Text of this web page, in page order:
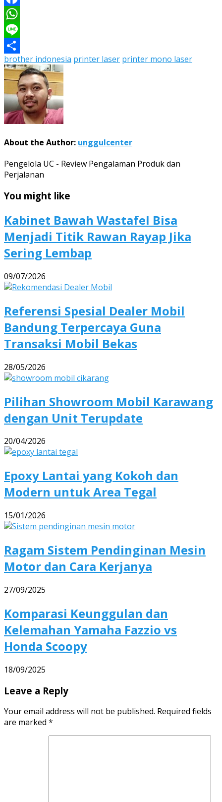
Facebook
WhatsApp
Line
Share
brother indonesia printer laser printer mono laser
About the Author: unggulcenter
Pengelola UC - Review Pengalaman Produk dan
Perjalanan
You might like
Kabinet Bawah Wastafel Bisa
Menjadi Titik Rawan Rayap Jika
Sering Lembap
09/07/2026
Referensi Spesial Dealer Mobil
Bandung Terpercaya Guna
Transaksi Mobil Bekas
28/05/2026
Pilihan Showroom Mobil Karawang
dengan Unit Terupdate
20/04/2026
Epoxy Lantai yang Kokoh dan
Modern untuk Area Tegal
15/01/2026
Ragam Sistem Pendinginan Mesin
Motor dan Cara Kerjanya
27/09/2025
Komparasi Keunggulan dan
Kelemahan Yamaha Fazzio vs
Honda Scoopy
18/09/2025
Leave a Reply
Your email address will not be published. Required fields
are marked *